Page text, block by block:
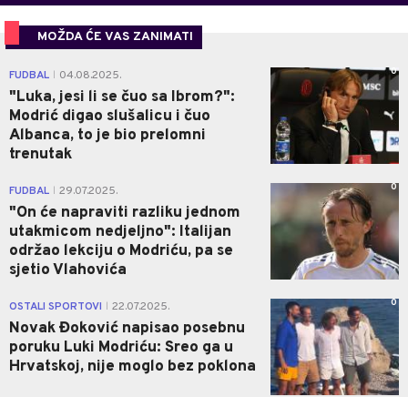
MOŽDA ĆE VAS ZANIMATI
FUDBAL 04.08.2025.
"Luka, jesi li se čuo sa Ibrom?":
Modrić digao slušalicu i čuo
Albanca, to je bio prelomni
trenutak
0
FUDBAL 29.07.2025.
"On će napraviti razliku jednom
utakmicom nedjeljno": Italijan
održao lekciju o Modriću, pa se
sjetio Vlahovića
0
OSTALI SPORTOVI 22.07.2025.
Novak Đoković napisao posebnu
poruku Luki Modriću: Sreo ga u
Hrvatskoj, nije moglo bez poklona
0